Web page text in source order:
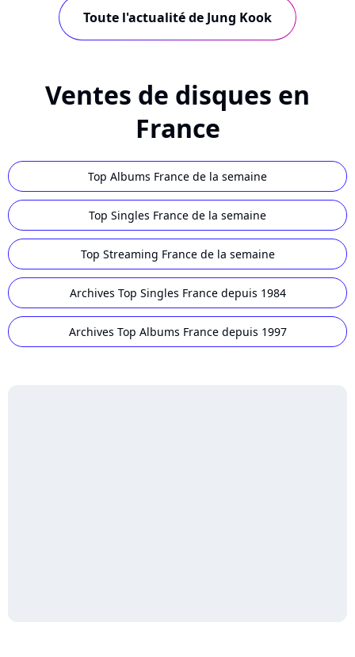
Toute l'actualité de Jung Kook
Ventes de disques en
France
Top Albums France de la semaine
Top Singles France de la semaine
Top Streaming France de la semaine
Archives Top Singles France depuis 1984
Archives Top Albums France depuis 1997